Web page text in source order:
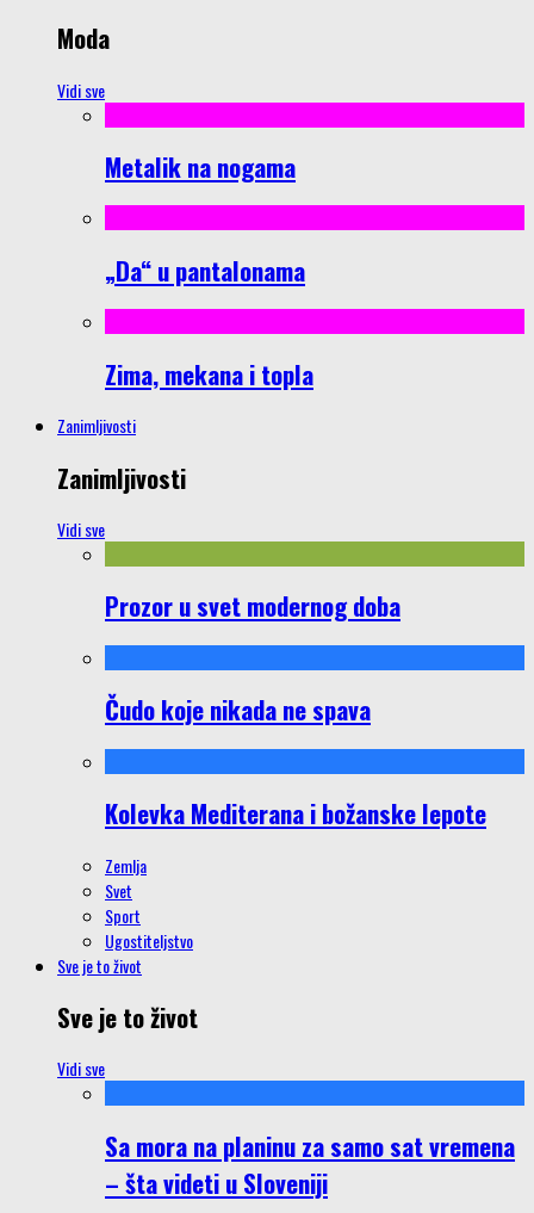
Moda
Vidi sve
Metalik na nogama
„Da“ u pantalonama
Zima, mekana i topla
Zanimljivosti
Zanimljivosti
Vidi sve
Prozor u svet modernog doba
Čudo koje nikada ne spava
Kolevka Mediterana i božanske lepote
Zemlja
Svet
Sport
Ugostiteljstvo
Sve je to život
Sve je to život
Vidi sve
Sa mora na planinu za samo sat vremena
– šta videti u Sloveniji